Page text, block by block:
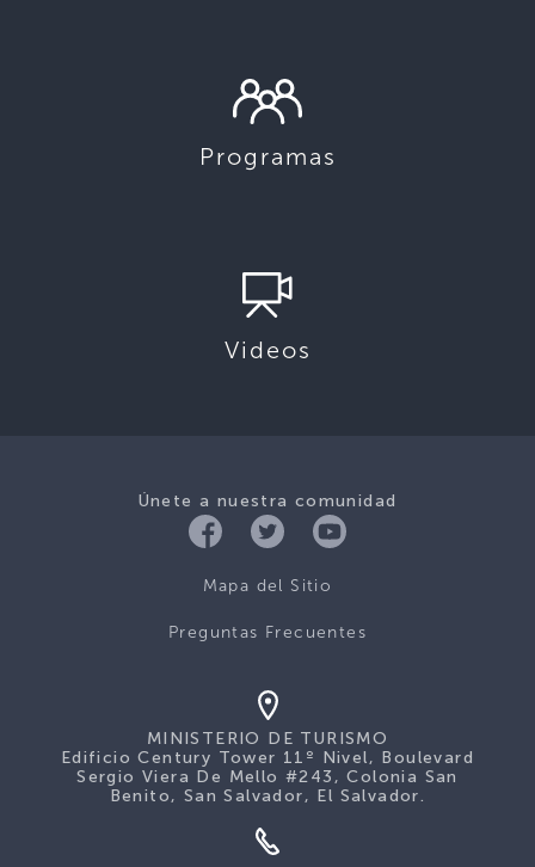
Programas
Videos
Únete a nuestra comunidad
Mapa del Sitio
Preguntas Frecuentes
MINISTERIO DE TURISMO
Edificio Century Tower 11º Nivel, Boulevard
Sergio Viera De Mello #243, Colonia San
Benito, San Salvador, El Salvador.